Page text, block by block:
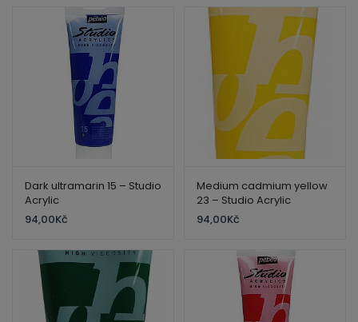
Dark ultramarin 15 – Studio
Acrylic
94,00Kč
Medium cadmium yellow
23 – Studio Acrylic
94,00Kč